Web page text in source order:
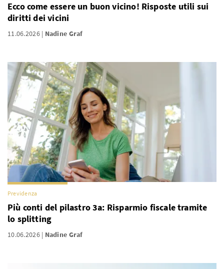
Ecco come essere un buon vicino! Risposte utili sui
diritti dei vicini
11.06.2026 Nadine Graf
Previdenza
Più conti del pilastro 3a: Risparmio fiscale tramite
lo splitting
10.06.2026 Nadine Graf